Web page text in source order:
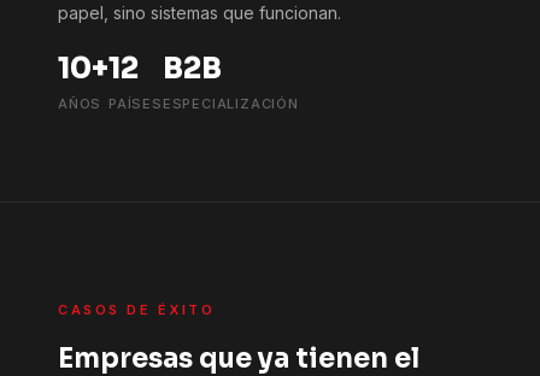
papel, sino sistemas que funcionan.
10+
AÑOS
12
PAÍSES
B2B
ESPECIALIZACIÓN
CASOS DE ÉXITO
Empresas que ya tienen el